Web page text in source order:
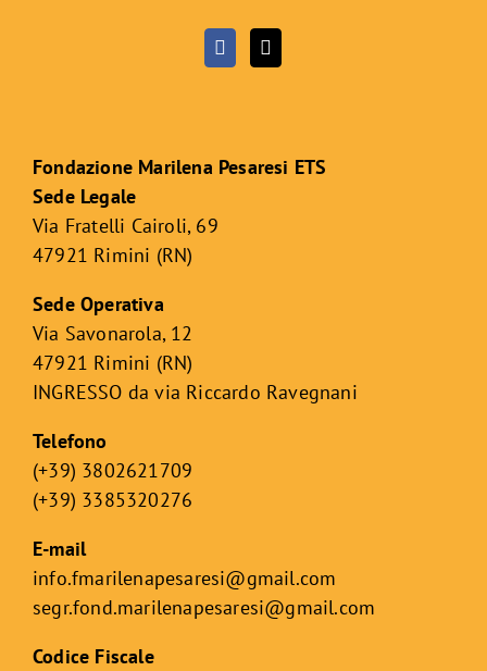
Fondazione Marilena Pesaresi ETS
Sede Legale
Via Fratelli Cairoli, 69
47921 Rimini (RN)
Sede Operativa
Via Savonarola, 12
47921 Rimini (RN)
INGRESSO da via Riccardo Ravegnani
Telefono
(+39) 3802621709
(+39) 3385320276
E-mail
info.fmarilenapesaresi@gmail.com
segr.fond.marilenapesaresi@gmail.com
Codice Fiscale